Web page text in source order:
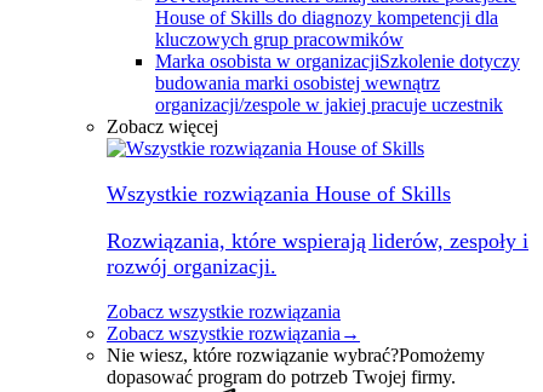
House of Skills do diagnozy kompetencji dla
kluczowych grup pracowmików
Marka osobista w organizacjiSzkolenie dotyczy
budowania marki osobistej wewnątrz
organizacji/zespole w jakiej pracuje uczestnik
Zobacz więcej
Wszystkie rozwiązania House of Skills
Rozwiązania, które wspierają liderów, zespoły i
rozwój organizacji.
Zobacz wszystkie rozwiązania
Zobacz wszystkie rozwiązania →
Nie wiesz, które rozwiązanie wybrać?Pomożemy
dopasować program do potrzeb Twojej firmy.